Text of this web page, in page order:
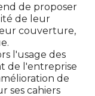
de proposer
de leur
couverture,
l'usage des
de l'entreprise
de
ses cahiers